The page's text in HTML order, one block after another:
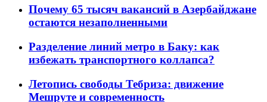
Почему 65 тысяч вакансий в Азербайджане
остаются незаполненными
Разделение линий метро в Баку: как
избежать транспортного коллапса?
Летопись свободы Тебриза: движение
Мешруте и современность